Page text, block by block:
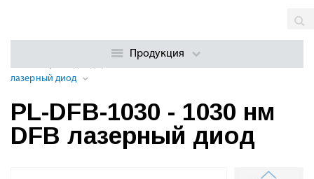
Лазерные диоды с распределенной обратной связью (DFB)
лазерный диод
PL-DFB-1030 - 1030 нм
DFB лазерный диод
Продукция